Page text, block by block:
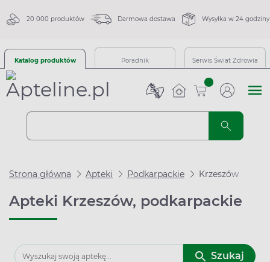
20 000 produktów Darmowa dostawa Wysyłka w 24 godziny
Katalog produktów Poradnik Serwis Świat Zdrowia
sztuk
Strona główna Apteki Podkarpackie Krzeszów
Apteki Krzeszów, podkarpackie
Szukaj